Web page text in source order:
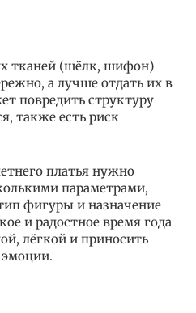
тканей (шёлк, шифон)
а лучше отдать их в
повредить структуру
также есть риск
платья нужно
параметрами,
фигуры и назначение
и радостное время года
лёгкой и приносить